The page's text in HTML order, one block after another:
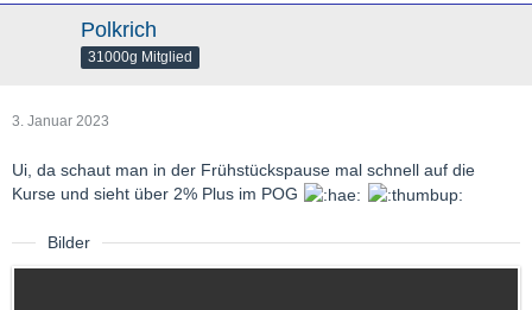
Polkrich
31000g Mitglied
3. Januar 2023
Ui, da schaut man in der Frühstückspause mal schnell auf die
Kurse und sieht über 2% Plus im POG
Bilder